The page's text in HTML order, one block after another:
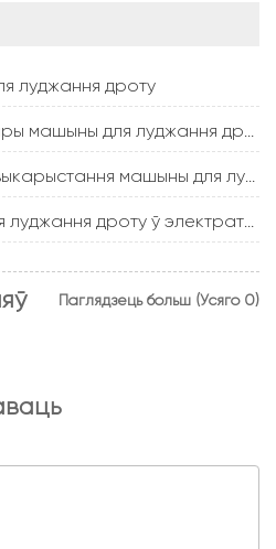
луджання дроту
2. Меркаванні пры выбары машыны для луджання дроту
3. Навыкі штодзённага выкарыстання машыны для луджання дроту
4. Значэнне машыны для луджання дроту ў электратэхніцы
Паглядзець больш (Усяго 0)